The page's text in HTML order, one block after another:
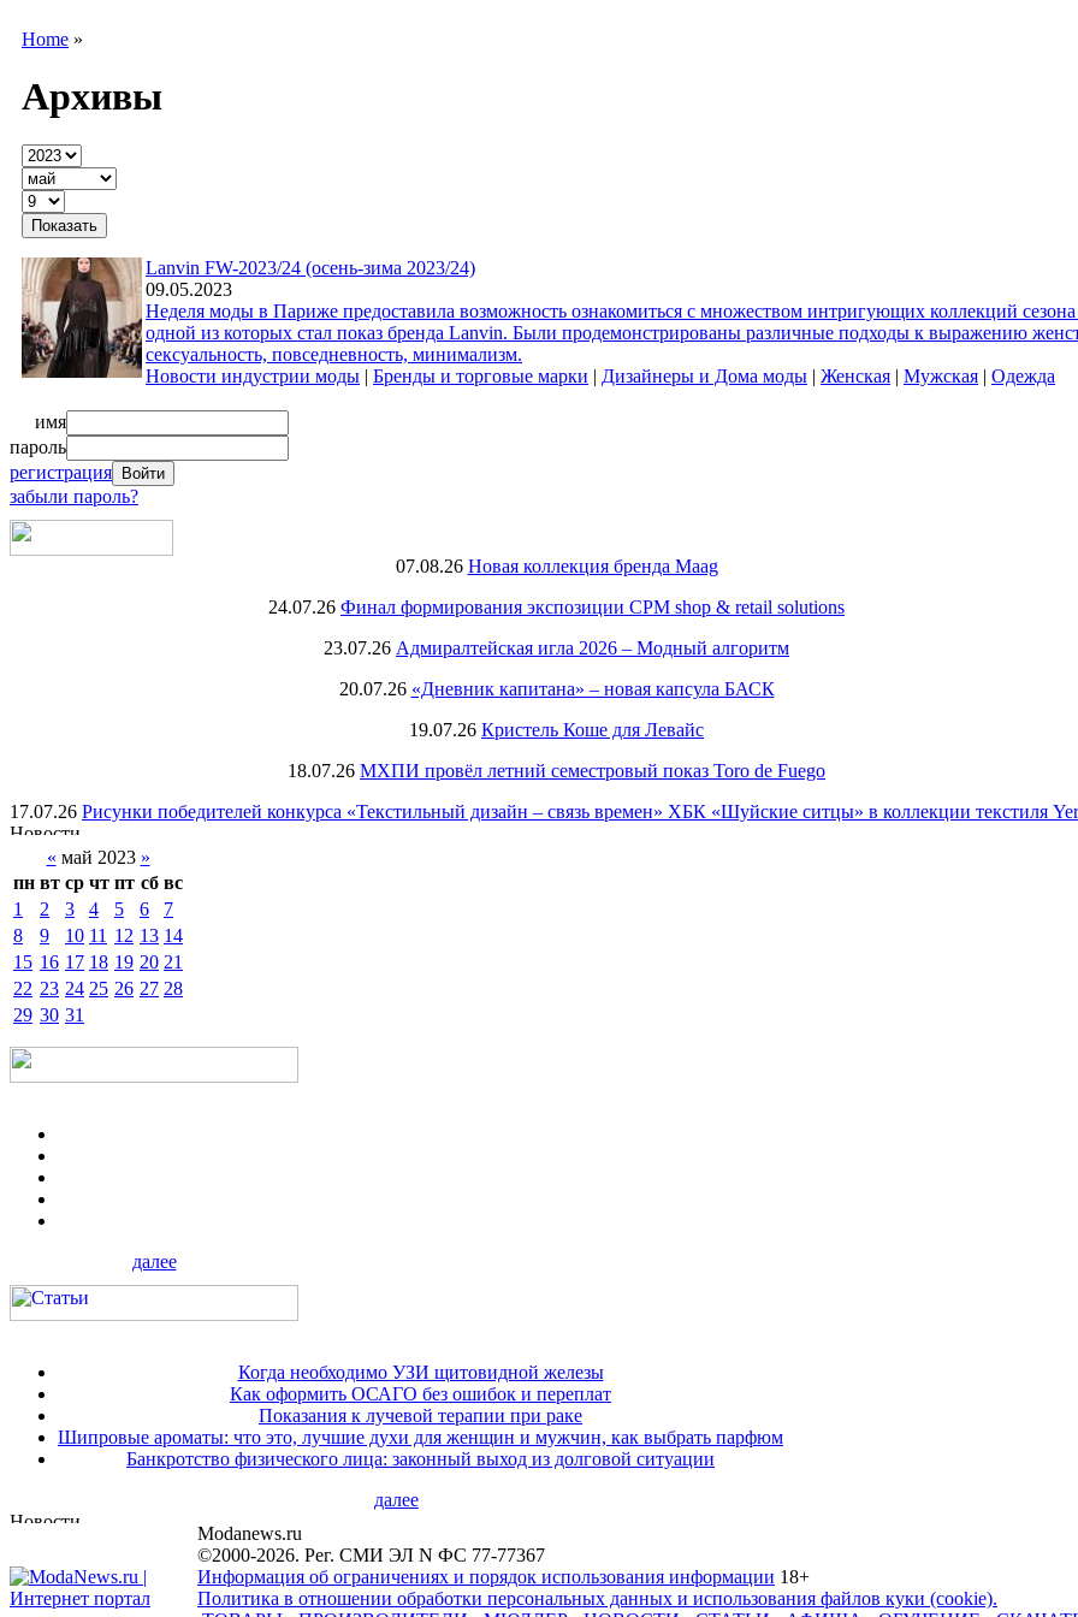
Home »
Архивы
Lanvin FW-2023/24 (осень-зима 2023/24)
09.05.2023
Неделя моды в Париже предоставила возможность ознакомиться с множеством интригующих коллекций
одной из которых стал показ бренда Lanvin. Были продемонстрированы различные подходы к выражению
сексуальность, повседневность, минимализм.
Новости индустрии моды | Бренды и торговые марки | Дизайнеры и Дома моды | Женская | Мужская | Одежда
имя
пароль
регистрация
забыли пароль?
07.08.26 Новая коллекция бренда Maag
24.07.26 Финал формирования экспозиции CPM shop & retail solutions
23.07.26 Адмиралтейская игла 2026 – Модный алгоритм
20.07.26 «Дневник капитана» – новая капсула БАСК
19.07.26 Кристель Коше для Левайс
18.07.26 МХПИ провёл летний семестровый показ Toro de Fuego
17.07.26 Рисунки победителей конкурса «Текстильный дизайн – связь времен» ХБК «Шуйские ситцы» в коллекции текстиля
« май 2023 »
пн вт ср чт пт сб вс
1
2 3 4 5 6
7
8
9 10 11 12 13 14
15 16 17 18 19 20 21
22 23 24 25 26 27 28
29 30 31
далее
Когда необходимо УЗИ щитовидной железы
Как оформить ОСАГО без ошибок и переплат
Показания к лучевой терапии при раке
Шипровые ароматы: что это, лучшие духи для женщин и мужчин, как выбрать парфюм
Банкротство физического лица: законный выход из долговой ситуации
далее
Modanews.ru
©2000-2026. Рег. СМИ ЭЛ N ФС 77-77367
Информация об ограничениях и порядок использования информации 18+
Политика в отношении обработки персональных данных и использования файлов куки (cookie).